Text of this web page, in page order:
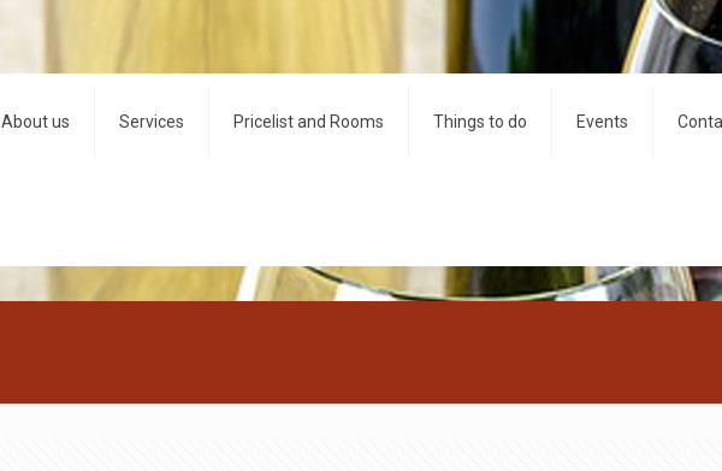
About us Services Pricelist and Rooms Things to do Events